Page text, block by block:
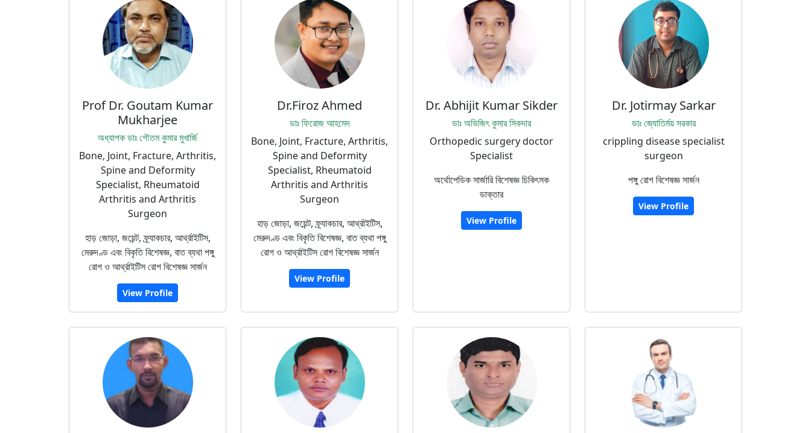
Prof Dr. Goutam Kumar
Mukharjee
অধ্যাপক ডাঃ গৌতম কুমার মুখার্জি
Bone, Joint, Fracture, Arthritis,
Spine and Deformity
Specialist, Rheumatoid
Arthritis and Arthritis
Surgeon
হাড় জোড়া, জয়েন্ট, ফ্র্যাকচার, আর্থ্রাইটিস,
মেরুদণ্ড এবং বিকৃতি বিশেষজ্ঞ, বাত ব্যথা পঙ্গু
রোগ ও আর্থ্রাইটিস রোগ বিশেষজ্ঞ সার্জন
View Profile
Dr.Firoz Ahmed
ডাঃ ফিরোজ আহমেদ
Bone, Joint, Fracture, Arthritis,
Spine and Deformity
Specialist, Rheumatoid
Arthritis and Arthritis
Surgeon
হাড় জোড়া, জয়েন্ট, ফ্র্যাকচার, আর্থ্রাইটিস,
মেরুদণ্ড এবং বিকৃতি বিশেষজ্ঞ, বাত ব্যথা পঙ্গু
রোগ ও আর্থ্রাইটিস রোগ বিশেষজ্ঞ সার্জন
View Profile
Dr. Abhijit Kumar Sikder
ডাঃ অভিজিৎ কুমার সিকদার
Orthopedic surgery doctor
Specialist
অর্থোপেডিক সার্জারি বিশেষজ্ঞ চিকিৎসক
ডাক্তার
View Profile
Dr. Jotirmay Sarkar
ডাঃ জ্যোতির্ময় সরকার
crippling disease specialist
surgeon
পঙ্গু রোগ বিশেষজ্ঞ সার্জন
View Profile